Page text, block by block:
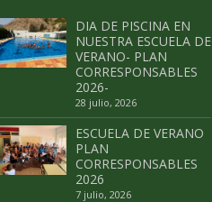
DIA DE PISCINA EN
NUESTRA ESCUELA DE
VERANO- PLAN
CORRESPONSABLES
2026-
28 julio, 2026
ESCUELA DE VERANO
PLAN
CORRESPONSABLES
2026
7 julio, 2026